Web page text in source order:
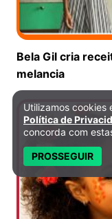
Bela Gil cria
melancia
Política de
Utilizamos cookies
Política de
concorda com
PROSSEGUIR